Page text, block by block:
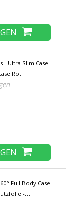
- Ultra Slim Case
Rot
Full Body Case
-